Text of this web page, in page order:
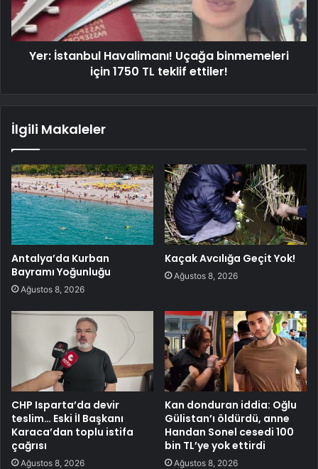
Yer: İstanbul Havalimanı! Uçağa binmemeleri
için 1750 TL teklif ettiler!
İlgili Makaleler
Antalya’da Kurban
Bayramı Yoğunluğu
Ağustos 8, 2026
Kaçak Avcılığa Geçit Yok!
Ağustos 8, 2026
CHP Isparta’da devir
teslim… Eski İl Başkanı
Karaca’dan toplu istifa
çağrısı
Ağustos 8, 2026
Kan donduran iddia: Oğlu
Gülistan’ı öldürdü, anne
Handan Sonel cesedi 100
bin TL’ye yok ettirdi
Ağustos 8, 2026